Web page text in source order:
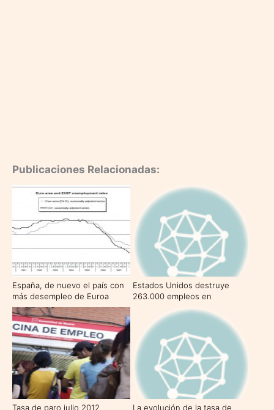
Publicaciones Relacionadas:
España, de nuevo el país con
más desempleo de Euroa
Estados Unidos destruye
263.000 empleos en
Tasa de paro julio 2012 La evolución de la tasa de